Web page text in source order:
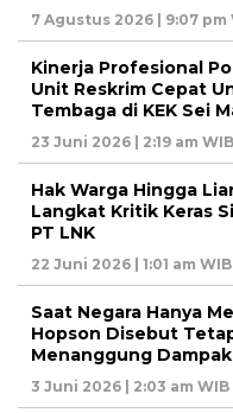
7 Agustus 2026 | 9:07 pm
Kinerja Profesional
Unit Reskrim Cepat
Tembaga di KEK Sei
23 Juni 2026 | 2:19 am WIB
Hak Warga Hingga
Langkat Kritik Keras
PT LNK
22 Juni 2026 | 1:01 am WIB
Saat Negara Hanya
Hopson Disebut
Menanggung
3 Juni 2026 | 2:03 am WIB